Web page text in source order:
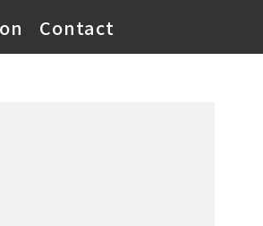
Contact